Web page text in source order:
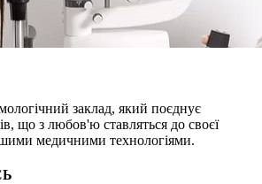
заклад, який поєднує
що з любов'ю ставляться до своєї
медичними технологіями.